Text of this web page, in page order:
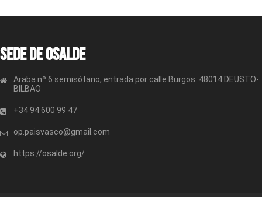
Sede de OSALDE
Araba nº 6 semisótano, entrada por calle Burgos. 48014 DEUSTO-
BILBAO
+34 94 600 99 47
op.paisvasco@gmail.com
https://osalde.org/